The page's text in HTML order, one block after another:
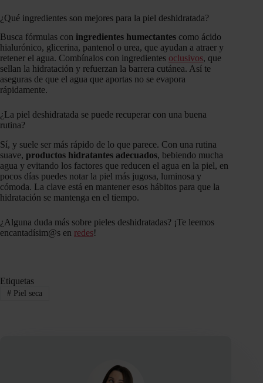
¿Qué ingredientes son mejores para la piel deshidratada?
Busca fórmulas con ingredientes humectantes como ácido
hialurónico, glicerina, pantenol o urea, que ayudan a atraer y
retener el agua. Combínalos con ingredientes oclusivos, que
sellan la hidratación y refuerzan la barrera cutánea. Así te
aseguras de que el agua que aportas no se evapora
rápidamente.
¿La piel deshidratada se puede recuperar con una buena
rutina?
Sí, y suele ser más rápido de lo que parece. Con una rutina
suave, productos hidratantes adecuados, bebiendo mucha
agua y evitando los factores que reducen el agua en la piel, en
pocos días puedes notar la piel más jugosa, luminosa y
cómoda. La clave está en mantener esos hábitos para que la
hidratación se mantenga en el tiempo.
¿Alguna duda más sobre pieles deshidratadas? ¡Te leemos
encantadísim@s en redes!
Etiquetas
#Piel seca